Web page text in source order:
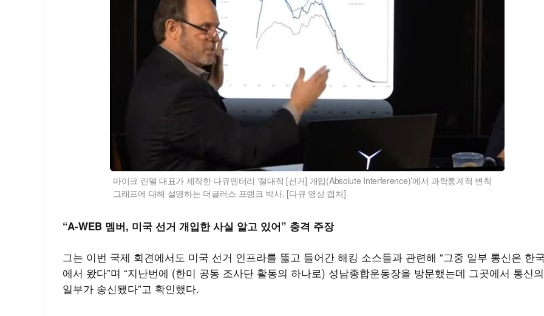
마이크 린델 대표가 제작한 다큐멘터리 ‘절대적 [선거] 개입(Absolute Interference)’에서 과학통계적 변칙
그래프에 대해 설명하는 더글러스 프랭크 박사. [다큐 영상 캡처]
“A-WEB 멤버, 미국 선거 개입한 사실 알고 있어” 충격 주장
그는 이번 국제 회견에서도 미국 선거 인프라를 뚫고 들어간 해킹 소스들과 관련해 “그중 일부 통신은 한
에서 왔다”며 “지난번에 (한미 공동 조사단 활동의 하나로) 성남종합운동장을 방문했는데 그곳에서 통신의
일부가 송신됐다”고 확인했다.